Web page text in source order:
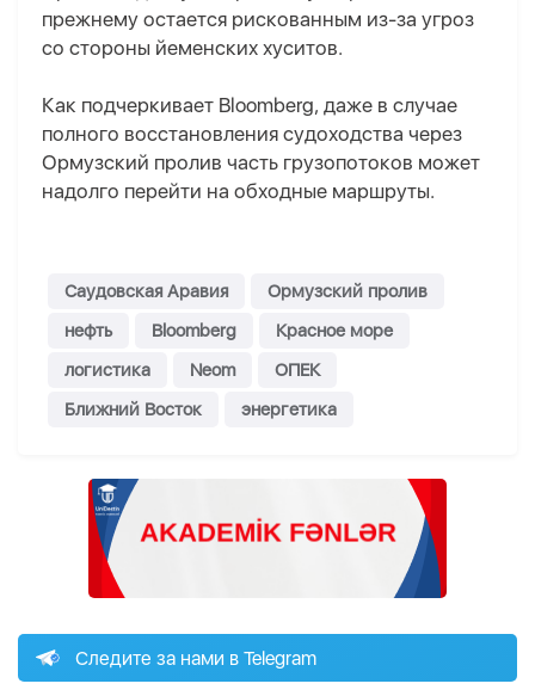
прежнему остается рискованным из-за угроз
со стороны йеменских хуситов.
Как подчеркивает Bloomberg, даже в случае
полного восстановления судоходства через
Ормузский пролив часть грузопотоков может
надолго перейти на обходные маршруты.
Саудовская Аравия
Ормузский пролив
нефть
Bloomberg
Красное море
логистика
Neom
ОПЕК
Ближний Восток
энергетика
Следите за нами в Telegram